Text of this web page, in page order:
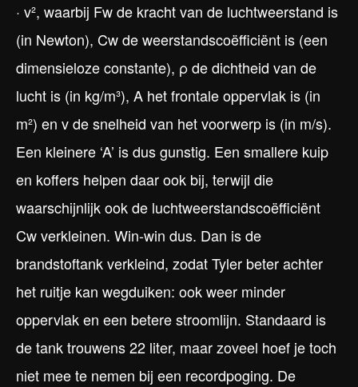
· v², waarbij Fw de kracht van de luchtweerstand is
(in Newton), Cw de weerstandscoëfficiënt is (een
dimensieloze constante), ρ de dichtheid van de
lucht is (in kg/m³), A het frontale oppervlak is (in
m²) en v de snelheid van het voorwerp is (in m/s).
Een kleinere ‘A’ is dus gunstig. Een smallere kuip
en koffers helpen daar ook bij, terwijl die
waarschijnlijk ook de luchtweerstandscoëfficiënt
Cw verkleinen. Win-win dus. Dan is de
brandstoftank verkleind, zodat Tyler beter achter
het ruitje kan wegduiken: ook weer minder
oppervlak en een betere stroomlijn. Standaard is
de tank trouwens 22 liter, maar zoveel hoef je toch
niet mee te nemen bij een recordpoging. De